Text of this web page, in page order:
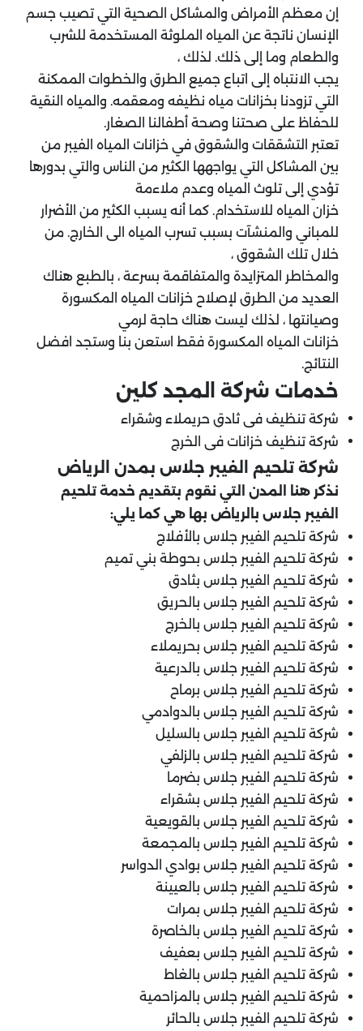
إن معظم الأمراض والمشاكل الصحية التي تصيب جسم
الإنسان ناتجة عن المياه الملوثة المستخدمة للشرب
والطعام وما إلى ذلك. لذلك ،
يجب الانتباه إلى اتباع جميع الطرق والخطوات الممكنة
التي تزودنا بخزانات مياه نظيفه ومعقمه. والمياه النقية
للحفاظ على صحتنا وصحة أطفالنا الصغار.
تعتبر التشققات والشقوق في خزانات المياه الفيبر من
بين المشاكل التي يواجهها الكثير من الناس والتي بدورها
تؤدي إلى تلوث المياه وعدم ملاءمة
خزان المياه للاستخدام. كما أنه يسبب الكثير من الأضرار
للمباني والمنشآت بسبب تسرب المياه الى الخارج. من
خلال تلك الشقوق ،
والمخاطر المتزايدة والمتفاقمة بسرعة ، بالطبع هناك
العديد من الطرق لإصلاح خزانات المياه المكسورة
وصيانتها ، لذلك ليست هناك حاجة لرمي
خزانات المياه المكسورة فقط استعن بنا وستجد افضل
النتائج.
خدمات شركة المجد كلين
شركة تنظيف فى ثادق حريملاء وشقراء
شركة تنظيف خزانات فى الخرج
شركة تلحيم الفيبر جلاس بمدن الرياض
نذكر هنا المدن التي نقوم بتقديم خدمة تلحيم
الفيبر جلاس بالرياض بها هي كما يلي:
شركة تلحيم الفيبر جلاس بالأفلاج
شركة تلحيم الفيبر جلاس بحوطة بني تميم
شركة تلحيم الفيبر جلاس بثادق
شركة تلحيم الفيبر جلاس بالحريق
شركة تلحيم الفيبر جلاس بالخرج
شركة تلحيم الفيبر جلاس بحريملاء
شركة تلحيم الفيبر جلاس بالدرعية
شركة تلحيم الفيبر جلاس برماح
شركة تلحيم الفيبر جلاس بالدوادمي
شركة تلحيم الفيبر جلاس بالسليل
شركة تلحيم الفيبر جلاس بالزلفي
شركة تلحيم الفيبر جلاس بضرما
شركة تلحيم الفيبر جلاس بشقراء
شركة تلحيم الفيبر جلاس بالقويعية
شركة تلحيم الفيبر جلاس بالمجمعة
شركة تلحيم الفيبر جلاس بوادي الدواسر
شركة تلحيم الفيبر جلاس بالعيينة
شركة تلحيم الفيبر جلاس بمرات
شركة تلحيم الفيبر جلاس بالخاصرة
شركة تلحيم الفيبر جلاس بعفيف
شركة تلحيم الفيبر جلاس بالغاط
شركة تلحيم الفيبر جلاس بالمزاحمية
شركة تلحيم الفيبر جلاس بالحائر